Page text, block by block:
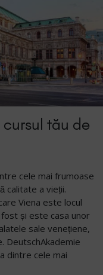
tău de
cele mai frumoase
calitate a vieții.
Viena este locul
fost și este casa unor
sale venețiene,
DeutschAkademie
dintre cele mai